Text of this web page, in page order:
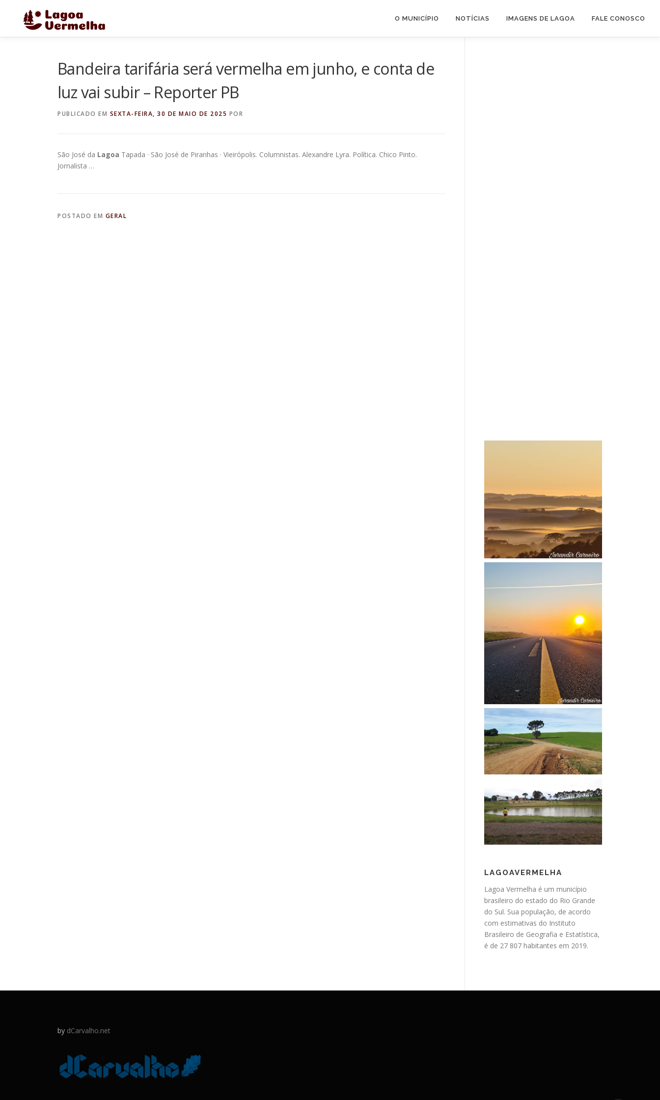
conteúdo
O MUNICÍPIO NOTÍCIAS IMAGENS DE LAGOA FALE CONOSCO
Bandeira tarifária será vermelha em junho, e conta de
luz vai subir – Reporter PB
PUBLICADO EM SEXTA-FEIRA, 30 DE MAIO DE 2025 POR
São José da Lagoa Tapada · São José de Piranhas · Vieirópolis. Columnistas. Alexandre Lyra. Política. Chico Pinto.
Jornalista …
POSTADO EM GERAL
LAGOAVERMELHA
Lagoa Vermelha é um município
brasileiro do estado do Rio Grande
do Sul. Sua população, de acordo
com estimativas do Instituto
Brasileiro de Geografia e Estatística,
é de 27 807 habitantes em 2019.
by dCarvalho.net